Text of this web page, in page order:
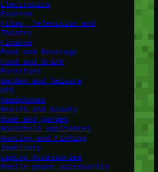
Electronics
Fashion
Films, Television and
Theatre
Finanse
Food and Beverage
Food and drink
Furniture
Garden and leisure
GPS
Headphones
Health and beauty
Home and garden
Household appliances
Hunting and Fishing
Jewellery
Laptop Accessories
Mobile phone accessories